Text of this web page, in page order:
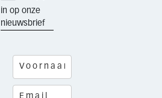
in op onze
nieuwsbrief